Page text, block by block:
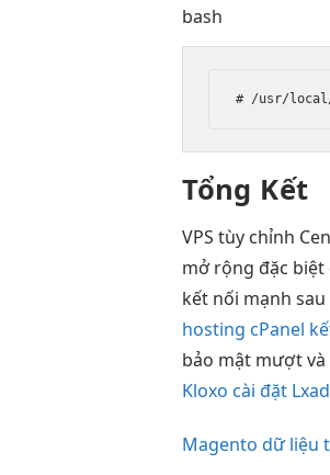
bash
# /usr/
Tổng Kết
VPStùy chỉnh
mở rộng đặc biệt
kết nối mạnh
hosting cPanel
bảo mật mượt
Kloxo cài đặt
Magento dữ liệu